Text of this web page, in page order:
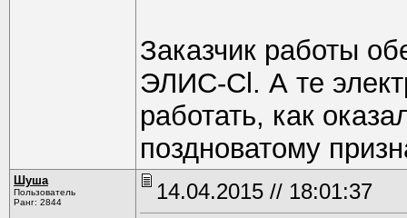
Заказчик работы
ЭЛИС-Сl. А те
работать, как
поздноватому
Шуша
Пользователь
Ранг: 2844
14.04.2015 // 18:01:37